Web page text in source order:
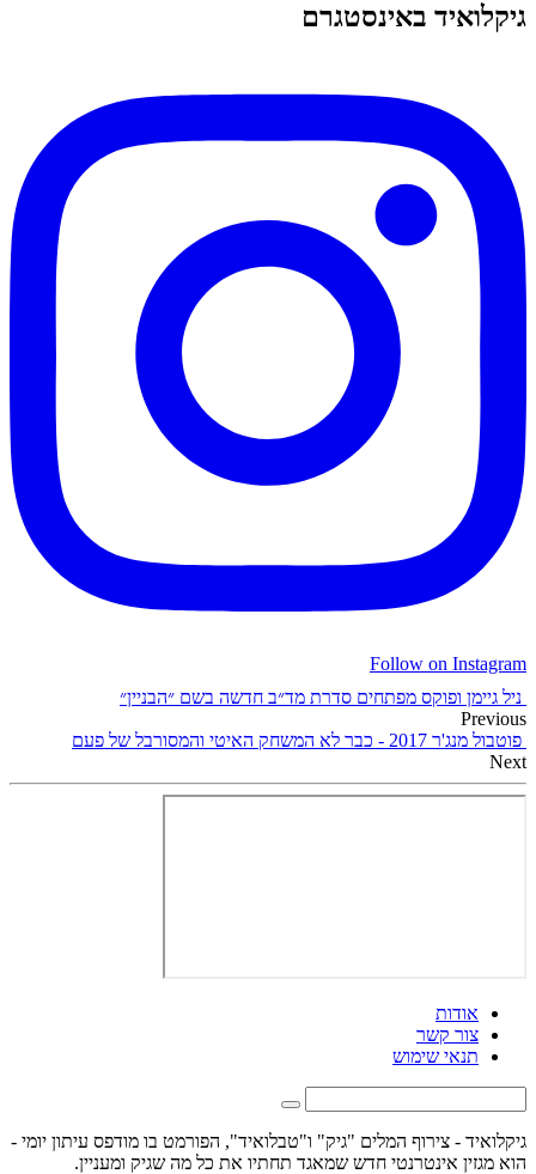
גיקלואיד באינסטגרם
Follow on Instagram
ניל גיימן ופוקס מפתחים סדרת מד״ב חדשה בשם ״הבניין״
Previous
פוטבול מנג'ר 2017 - כבר לא המשחק האיטי והמסורבל של פעם
Next
אודות
צור קשר
תנאי שימוש
גיקלואיד - צירוף המלים "גיק" ו"טבלואיד", הפורמט בו מודפס עיתון יומי -
הוא מגזין אינטרנטי חדש שמאגד תחתיו את כל מה שגיק ומעניין.